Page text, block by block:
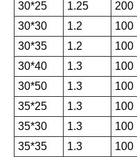
30*25 1.25
200
30*30
1.2
100
30*35
1.2
100
30*40
1.3
100
30*50
1.3
100
35*25
1.3
100
35*30
1.3
100
35*35
1.3
100